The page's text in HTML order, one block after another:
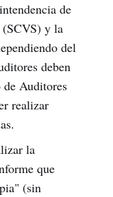
de
(SCVS) y la
del
deben
de Auditores
realizar
la
que
(sin